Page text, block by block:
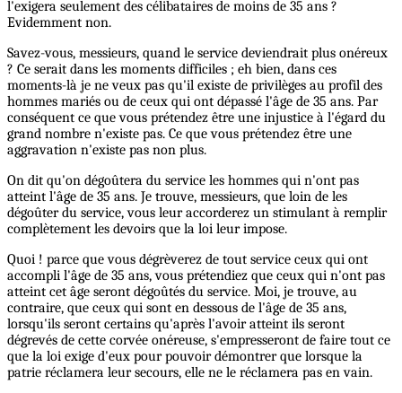
l'exigera seulement des célibataires de moins de 35 ans ?
Evidemment non.
Savez-vous, messieurs, quand le service deviendrait plus onéreux
? Ce serait dans les moments difficiles ; eh bien, dans ces
moments-là je ne veux pas qu'il existe de privilèges au profil des
hommes mariés ou de ceux qui ont dépassé l'âge de 35 ans. Par
conséquent ce que vous prétendez être une injustice à l'égard du
grand nombre n'existe pas. Ce que vous prétendez être une
aggravation n'existe pas non plus.
On dit qu'on dégoûtera du service les hommes qui n'ont pas
atteint l'âge de 35 ans. Je trouve, messieurs, que loin de les
dégoûter du service, vous leur accorderez un stimulant à remplir
complètement les devoirs que la loi leur impose.
Quoi ! parce que vous dégrèverez de tout service ceux qui ont
accompli l'âge de 35 ans, vous prétendiez que ceux qui n'ont pas
atteint cet âge seront dégoûtés du service. Moi, je trouve, au
contraire, que ceux qui sont en dessous de l'âge de 35 ans,
lorsqu'ils seront certains qu'après l'avoir atteint ils seront
dégrevés de cette corvée onéreuse, s'empresseront de faire tout ce
que la loi exige d'eux pour pouvoir démontrer que lorsque la
patrie réclamera leur secours, elle ne le réclamera pas en vain.